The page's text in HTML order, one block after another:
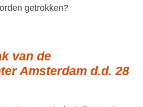
getrokken?
van de
Amsterdam d.d. 28